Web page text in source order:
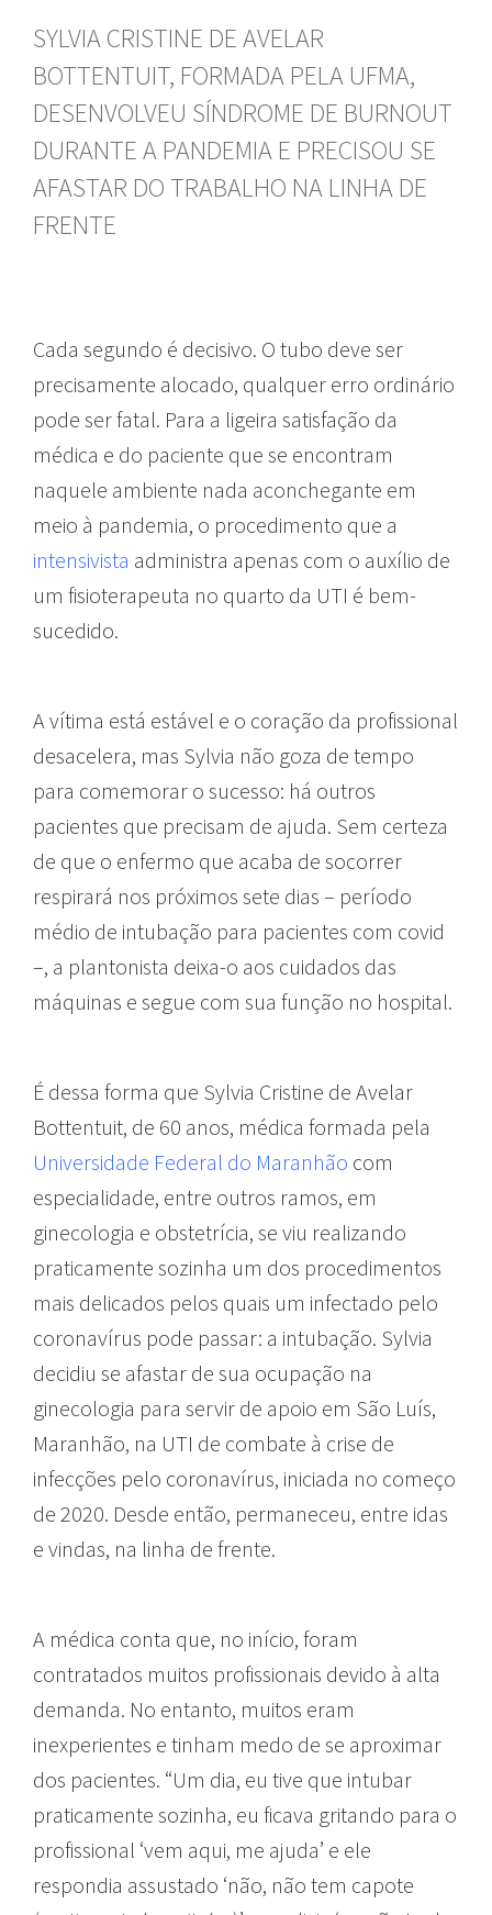
SYLVIA CRISTINE DE AVELAR
BOTTENTUIT, FORMADA PELA UFMA,
DESENVOLVEU SÍNDROME DE BURNOUT
DURANTE A PANDEMIA E PRECISOU SE
AFASTAR DO TRABALHO NA LINHA DE
FRENTE
Cada segundo é decisivo. O tubo deve ser
precisamente alocado, qualquer erro ordinário
pode ser fatal. Para a ligeira satisfação da
médica e do paciente que se encontram
naquele ambiente nada aconchegante em
meio à pandemia, o procedimento que a
intensivista administra apenas com o auxílio de
um fisioterapeuta no quarto da UTI é bem-
sucedido.
A vítima está estável e o coração da profissional
desacelera, mas Sylvia não goza de tempo
para comemorar o sucesso: há outros
pacientes que precisam de ajuda. Sem certeza
de que o enfermo que acaba de socorrer
respirará nos próximos sete dias – período
médio de intubação para pacientes com covid
–, a plantonista deixa-o aos cuidados das
máquinas e segue com sua função no hospital.
É dessa forma que Sylvia Cristine de Avelar
Bottentuit, de 60 anos, médica formada pela
Universidade Federal do Maranhão com
especialidade, entre outros ramos, em
ginecologia e obstetrícia, se viu realizando
praticamente sozinha um dos procedimentos
mais delicados pelos quais um infectado pelo
coronavírus pode passar: a intubação. Sylvia
decidiu se afastar de sua ocupação na
ginecologia para servir de apoio em São Luís,
Maranhão, na UTI de combate à crise de
infecções pelo coronavírus, iniciada no começo
de 2020. Desde então, permaneceu, entre idas
e vindas, na linha de frente.
A médica conta que, no início, foram
contratados muitos profissionais devido à alta
demanda. No entanto, muitos eram
inexperientes e tinham medo de se aproximar
dos pacientes. “Um dia, eu tive que intubar
praticamente sozinha, eu ficava gritando para o
profissional ‘vem aqui, me ajuda’ e ele
respondia assustado ‘não, não tem capote